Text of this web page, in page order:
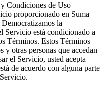
Condiciones de Uso
proporcionado en Suma
la
Servicio está condicionado a
Términos. Estos Términos
y otras personas que accedan
el Servicio, usted acepta
de acuerdo con alguna parte